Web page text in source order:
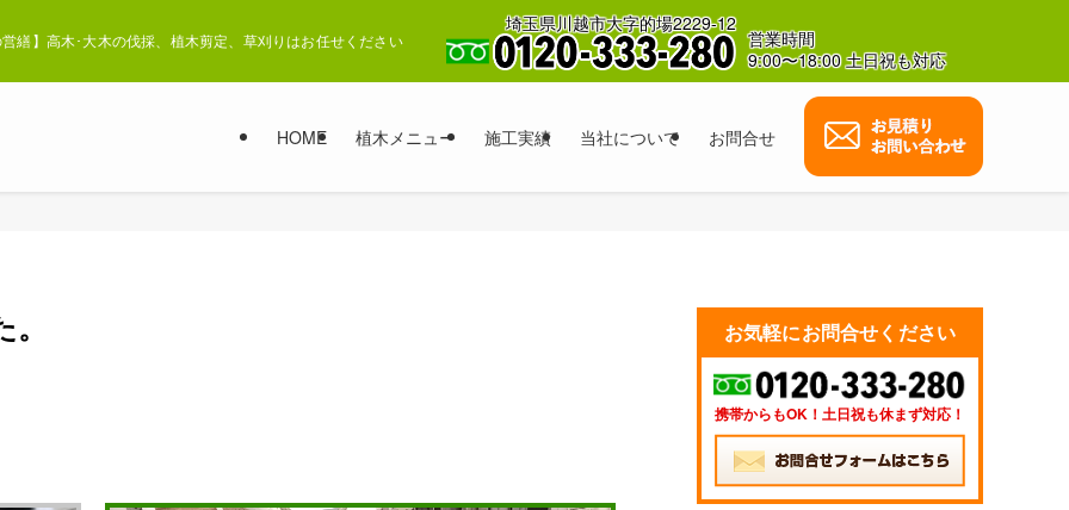
繕】高木･大木の伐採、植木剪定、草刈りはお任せください
埼玉県川越市大字的場2229-12
営業時間
9:00〜18:00 土日祝も対応
HOME 植木メニュー 施工実績 当社について お問合せ
お気軽にお問合せください
携帯からもOK！土日祝も休まず対応！